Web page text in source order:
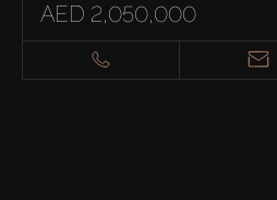
AED 2,050,000